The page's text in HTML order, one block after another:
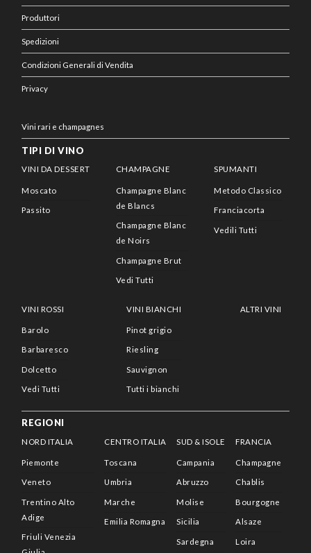
Produttori
Spedizioni
Condizioni Generali di Vendita
Privacy
Vini rari e champagnes
TIPI DI VINO
VINI DA DESSERT
Moscato
Passito
CHAMPAGNE
Champagne Blanc
de Blancs
Champagne Blanc
de Noirs
Champagne Brut
Vedi Tutti
SPUMANTI
Metodo Classico
Franciacorta
Vedili Tutti
VINI ROSSI
Barolo
Barbaresco
Dolcetto
Vedi Tutti
VINI BIANCHI
Pinot grigio
Riesling
Sauvignon
Tutti i bianchi
ALTRI VINI
REGIONI
NORD ITALIA
Piemonte
Veneto
Trentino Alto
Adige
Friuli Venezia
CENTRO ITALIA
Toscana
Umbria
Marche
Emilia Romagna
SUD & ISOLE
Campania
Abruzzo
Molise
Sicilia
Sardegna
FRANCIA
Champagne
Chablis
Bourgogne
Alsaze
Loira